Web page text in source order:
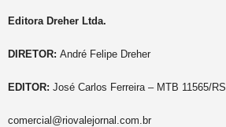
Editora Dreher Ltda.
DIRETOR: André Felipe Dreher
EDITOR: José Carlos Ferreira – MTB 11565/RS
comercial@riovalejornal.com.br